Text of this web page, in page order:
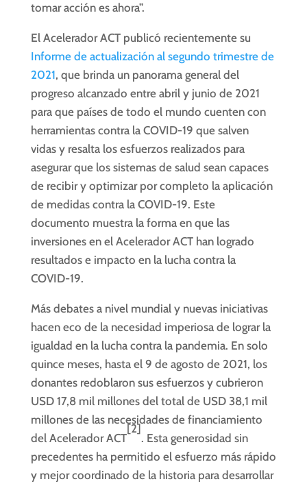
tomar acción es ahora”.
El Acelerador ACT publicó recientemente su
Informe de actualización al segundo trimestre de
2021, que brinda un panorama general del
progreso alcanzado entre abril y junio de 2021
para que países de todo el mundo cuenten con
herramientas contra la COVID-19 que salven
vidas y resalta los esfuerzos realizados para
asegurar que los sistemas de salud sean capaces
de recibir y optimizar por completo la aplicación
de medidas contra la COVID-19. Este
documento muestra la forma en que las
inversiones en el Acelerador ACT han logrado
resultados e impacto en la lucha contra la
COVID-19.
Más debates a nivel mundial y nuevas iniciativas
hacen eco de la necesidad imperiosa de lograr la
igualdad en la lucha contra la pandemia. En solo
quince meses, hasta el 9 de agosto de 2021, los
donantes redoblaron sus esfuerzos y cubrieron
USD 17,8 mil millones del total de USD 38,1 mil
millones de las necesidades de financiamiento
del Acelerador ACT
[2]
. Esta generosidad sin
precedentes ha permitido el esfuerzo más rápido
y mejor coordinado de la historia para desarrollar